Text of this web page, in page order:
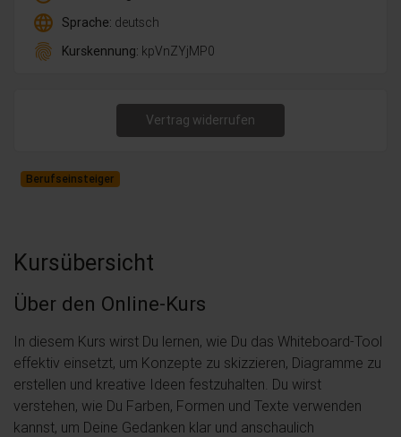
language Sprache: deutsch
fingerprint Kurskennung: kpVnZYjMP0
Vertrag widerrufen
Berufseinsteiger
Kursübersicht
Über den Online-Kurs
In diesem Kurs wirst Du lernen, wie Du das Whiteboard-Tool
effektiv einsetzt, um Konzepte zu skizzieren, Diagramme zu
erstellen und kreative Ideen festzuhalten. Du wirst
verstehen, wie Du Farben, Formen und Texte verwenden
kannst, um Deine Gedanken klar und anschaulich